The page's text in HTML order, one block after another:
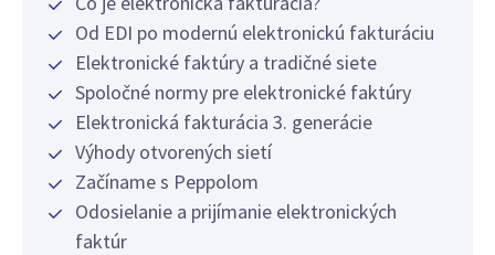
Od EDI po modernú elektronickú fakturáciu
Elektronické faktúry a tradičné siete
Spoločné normy pre elektronické faktúry
Elektronická fakturácia 3. generácie
Výhody otvorených sietí
Začíname s Peppolom
Odosielanie a prijímanie elektronických
faktúr